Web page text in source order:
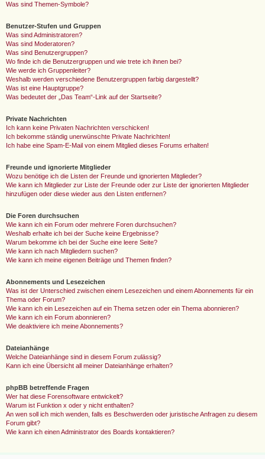
Was sind Themen-Symbole?
Benutzer-Stufen und Gruppen
Was sind Administratoren?
Was sind Moderatoren?
Was sind Benutzergruppen?
Wo finde ich die Benutzergruppen und wie trete ich ihnen bei?
Wie werde ich Gruppenleiter?
Weshalb werden verschiedene Benutzergruppen farbig dargestellt?
Was ist eine Hauptgruppe?
Was bedeutet der „Das Team“-Link auf der Startseite?
Private Nachrichten
Ich kann keine Privaten Nachrichten verschicken!
Ich bekomme ständig unerwünschte Private Nachrichten!
Ich habe eine Spam-E-Mail von einem Mitglied dieses Forums erhalten!
Freunde und ignorierte Mitglieder
Wozu benötige ich die Listen der Freunde und ignorierten Mitglieder?
Wie kann ich Mitglieder zur Liste der Freunde oder zur Liste der ignorierten Mitglieder
hinzufügen oder diese wieder aus den Listen entfernen?
Die Foren durchsuchen
Wie kann ich ein Forum oder mehrere Foren durchsuchen?
Weshalb erhalte ich bei der Suche keine Ergebnisse?
Warum bekomme ich bei der Suche eine leere Seite?
Wie kann ich nach Mitgliedern suchen?
Wie kann ich meine eigenen Beiträge und Themen finden?
Abonnements und Lesezeichen
Was ist der Unterschied zwischen einem Lesezeichen und einem Abonnements für ein
Thema oder Forum?
Wie kann ich ein Lesezeichen auf ein Thema setzen oder ein Thema abonnieren?
Wie kann ich ein Forum abonnieren?
Wie deaktiviere ich meine Abonnements?
Dateianhänge
Welche Dateianhänge sind in diesem Forum zulässig?
Kann ich eine Übersicht all meiner Dateianhänge erhalten?
phpBB betreffende Fragen
Wer hat diese Forensoftware entwickelt?
Warum ist Funktion x oder y nicht enthalten?
An wen soll ich mich wenden, falls es Beschwerden oder juristische Anfragen zu diesem
Forum gibt?
Wie kann ich einen Administrator des Boards kontaktieren?